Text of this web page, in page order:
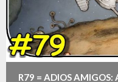
R79 = ADIOS AMIGOS: